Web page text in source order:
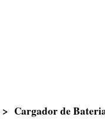
> Cargador de